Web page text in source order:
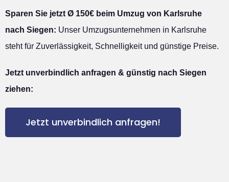
Sparen Sie jetzt Ø 150€ beim Umzug von Karlsruhe
nach Siegen: Unser Umzugsunternehmen in Karlsruhe
steht für Zuverlässigkeit, Schnelligkeit und günstige Preise.
Jetzt unverbindlich anfragen & günstig nach Siegen
ziehen:
Jetzt unverbindlich anfragen!